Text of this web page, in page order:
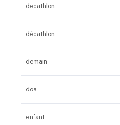
decathlon
décathlon
demain
dos
enfant